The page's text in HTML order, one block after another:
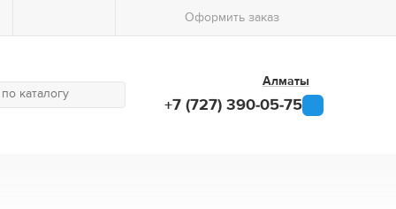
Оформить заказ
Алматы
+7 (727) 390-05-75